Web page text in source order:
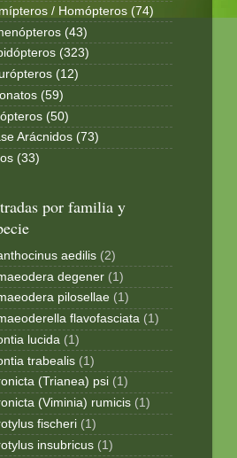
/ Homópteros (74)
(43)
(323)
(12)
(59)
(50)
Arácnidos (73)
(33)
por familia y
aedilis (2)
degener (1)
pilosellae (1)
flavofasciata (1)
lucida (1)
trabealis (1)
(Trianea) psi (1)
(Viminia) rumicis (1)
fischeri (1)
insubricus (1)